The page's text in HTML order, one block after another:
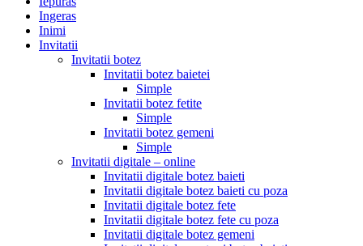
Ingeras
Inimi
Invitatii
Invitatii botez
Invitatii botez baietei
Simple
Invitatii botez fetite
Simple
Invitatii botez gemeni
Simple
Invitatii digitale – online
Invitatii digitale botez baieti
Invitatii digitale botez baieti cu poza
Invitatii digitale botez fete
Invitatii digitale botez fete cu poza
Invitatii digitale botez gemeni